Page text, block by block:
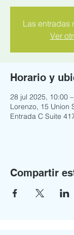
Las entradas
Ver
Horario y
28 jul 2025, 10:00
Lorenzo, 15 Union
Entrada C Suite
Compartir